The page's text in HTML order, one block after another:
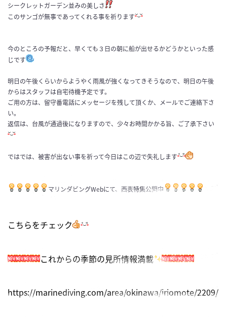
シークレットガーデン並みの美しさ
このサンゴが無事であってくれる事を祈ります
今のところの予報だと、早くても３日の朝に船が出せるかどうかといった感
じです
明日の午後くらいからようやく雨風が強くなってきそうなので、明日の午後
からはスタッフは自宅待機予定です。
ご用の方は、留守番電話にメッセージを残して頂くか、メールでご連絡下さ
い。
返信は、台風が通過後になりますので、少々お時間かかる旨、ご了承下さい
ではでは、被害が出ない事を祈って今日はこの辺で失礼します
マリンダビングWebにて、西表特集公開中
こちらをチェック
これからの季節の見所情報満載
https://marinediving.com/area/okinawa/iriomote/2209/